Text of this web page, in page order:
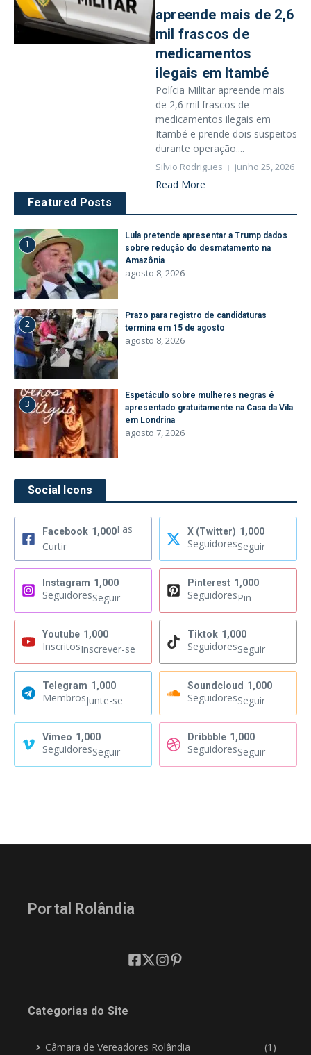
apreende mais de 2,6
mil frascos de
medicamentos
ilegais em Itambé
Polícia Militar apreende mais
de 2,6 mil frascos de
medicamentos ilegais em
Itambé e prende dois suspeitos
durante operação....
Silvio Rodrigues junho 25, 2026
Read More
Featured Posts
1
Lula pretende apresentar a Trump dados
sobre redução do desmatamento na
Amazônia
agosto 8, 2026
2
Prazo para registro de candidaturas
termina em 15 de agosto
agosto 8, 2026
3
Espetáculo sobre mulheres negras é
apresentado gratuitamente na Casa da Vila
em Londrina
agosto 7, 2026
Social Icons
Facebook 1,000Fãs
Curtir
X (Twitter) 1,000
SeguidoresSeguir
Instagram 1,000
SeguidoresSeguir
Pinterest 1,000
SeguidoresPin
Youtube 1,000
InscritosInscrever-se
Tiktok 1,000
SeguidoresSeguir
Telegram 1,000
MembrosJunte-se
Soundcloud 1,000
SeguidoresSeguir
Vimeo 1,000
SeguidoresSeguir
Dribbble 1,000
SeguidoresSeguir
Portal Rolândia
Categorias do Site
Câmara de Vereadores Rolândia (1)